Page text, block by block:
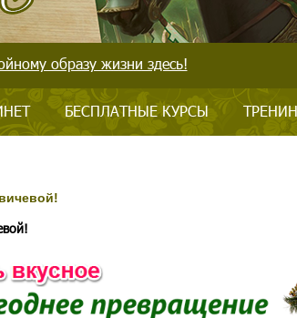
образу жизни здесь!
БЕСПЛАТНЫЕ КУРСЫ